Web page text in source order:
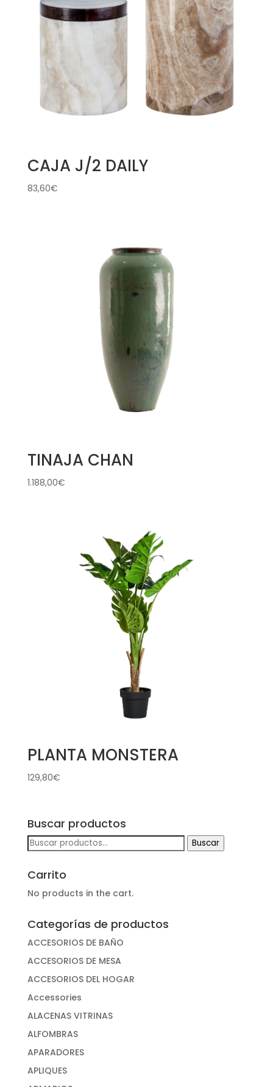
CAJA J/2 DAILY
83,60€
TINAJA CHAN
1.188,00€
PLANTA MONSTERA
129,80€
Buscar productos
Buscar
Buscar
Carrito
No products in the cart.
Categorías de productos
ACCESORIOS DE BAÑO
ACCESORIOS DE MESA
ACCESORIOS DEL HOGAR
Accessories
ALACENAS VITRINAS
ALFOMBRAS
APARADORES
APLIQUES